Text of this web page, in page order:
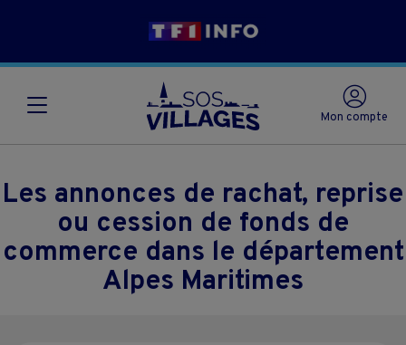
Mon compte
Les annonces de rachat, reprise
ou cession de fonds de
commerce dans le département
Alpes Maritimes